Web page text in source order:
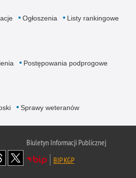
Ogłoszenia
Listy rankingowe
Postępowania podprogowe
Sprawy weteranów
Biuletyn Informacji Publicznej
BIP KGP